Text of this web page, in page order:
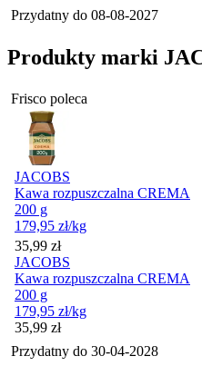
Przydatny do 08-08-2027
Produkty marki
Frisco poleca
JACOBS
Kawa rozpuszczalna CREMA
200 g
179,95 zł/kg
Cena
35,99 zł
JACOBS
Kawa rozpuszczalna CREMA
200 g
179,95 zł/kg
Cena
35,99 zł
Przydatny do 30-04-2028